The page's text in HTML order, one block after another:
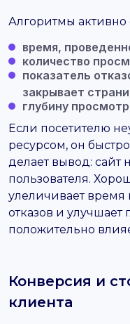
Алгоритмы активно
время,
количество
показатель
закрывает
глубину
Если посетителю
ресурсом, он
делает вывод: сайт
пользователя.
улеличивает время
отказов и улучшает
положительно
Конверсия и
клиента